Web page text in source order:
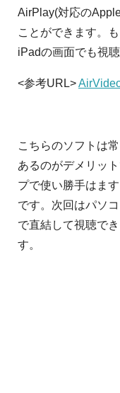
AirPlay(対応の
ことができます。
iPadの画面でも視聴
<参考URL>
こちらのソフトは
あるのがデメリッ
プで使い勝手はま
です。次回はパソ
で直結して視聴で
す。